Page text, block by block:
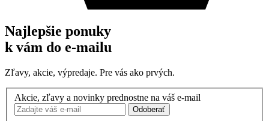
Najlepšie ponuky
k vám do e-mailu
Zľavy, akcie, výpredaje. Pre vás ako prvých.
Akcie, zľavy a novinky prednostne na váš e-mail
Odoberať